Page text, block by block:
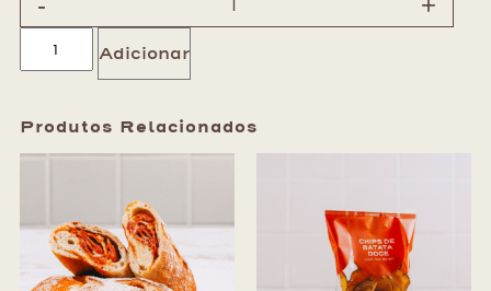
Adicionar
Produtos Relacionados